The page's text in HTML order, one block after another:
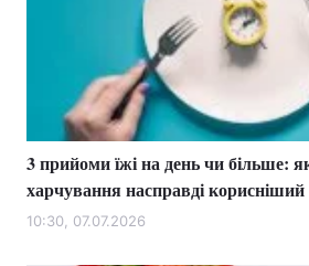
3 прийоми їжі на день чи більше:
харчування насправді корисніший
10:30, 07.07.2026